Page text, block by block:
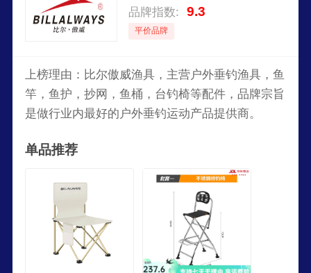
品牌指数: 9.3
平价品牌
上榜理由：比尔傲威渔具，主营户外垂钓渔具，鱼
竿，鱼护，抄网，鱼桶，台钓椅等配件，品牌宗旨
是做行业内最好的户外垂钓运动产品提供商。
单品推荐